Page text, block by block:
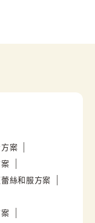
案
絲和服方案